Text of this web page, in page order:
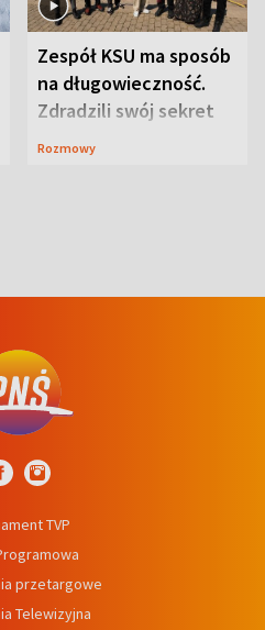
Zespół KSU ma sposób
na długowieczność.
Zdradzili swój sekret
Rozmowy
TVP
przetargowe
Telewizyjna